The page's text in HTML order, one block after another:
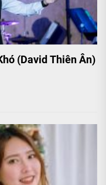
(David Thiên Ân)